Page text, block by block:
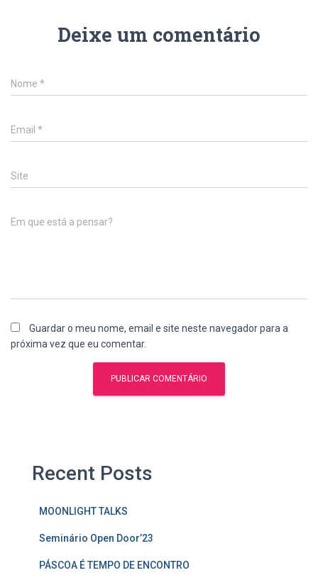
Deixe um comentário
Nome *
Email *
Site
Em que está a pensar?
Guardar o meu nome, email e site neste navegador para a
próxima vez que eu comentar.
Recent Posts
MOONLIGHT TALKS
Seminário Open Door’23
PÁSCOA É TEMPO DE ENCONTRO